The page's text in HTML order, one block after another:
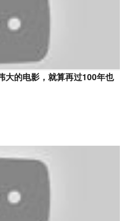
大的电影，就算再过100年也